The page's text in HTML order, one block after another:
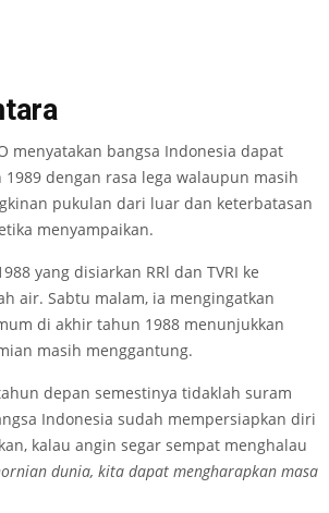
menyatakan bangsa Indonesia dapat
dengan rasa lega walaupun masih
pukulan dari luar dan keterbatasan
menyampaikan.
yang disiarkan RRl dan TVRI ke
air. Sabtu malam, ia mengingatkan
di akhir tahun 1988 menunjukkan
masih menggantung.
depan semestinya tidaklah suram
Indonesia sudah mempersiapkan diri
kalau angin segar sempat menghalau
dunia, kita dapat mengharapkan masa